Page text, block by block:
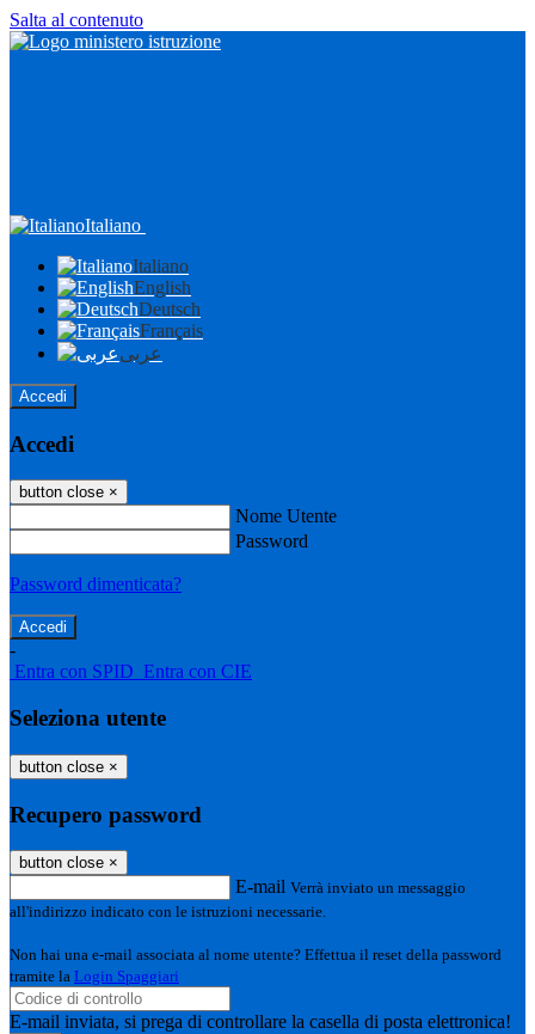
Salta al contenuto
Italiano
Italiano
English
Deutsch
Français
عربى
Accedi
Accedi
button close ×
Nome Utente
Password
Password dimenticata?
-
Entra con SPID Entra con CIE
Seleziona utente
button close ×
Recupero password
button close ×
E-mail Verrà inviato un messaggio
all'indirizzo indicato con le istruzioni necessarie.
Non hai una e-mail associata al nome utente? Effettua il reset della password
tramite la Login Spaggiari
E-mail inviata, si prega di controllare la casella di posta elettronica!